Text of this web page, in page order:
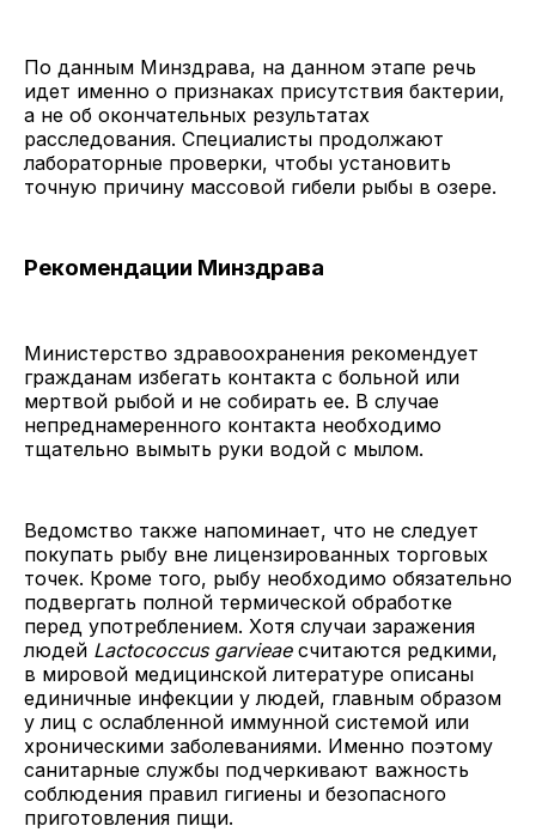
По данным Минздрава, на данном этапе речь
идет именно о признаках присутствия бактерии,
а не об окончательных результатах
расследования. Специалисты продолжают
лабораторные проверки, чтобы установить
точную причину массовой гибели рыбы в озере.
Рекомендации Минздрава
Министерство здравоохранения рекомендует
гражданам избегать контакта с больной или
мертвой рыбой и не собирать ее. В случае
непреднамеренного контакта необходимо
тщательно вымыть руки водой с мылом.
Ведомство также напоминает, что не следует
покупать рыбу вне лицензированных торговых
точек. Кроме того, рыбу необходимо обязательно
подвергать полной термической обработке
перед употреблением. Хотя случаи заражения
людей Lactococcus garvieaeсчитаются редкими,
в мировой медицинской литературе описаны
единичные инфекции у людей, главным образом
у лиц с ослабленной иммунной системой или
хроническими заболеваниями. Именно поэтому
санитарные службы подчеркивают важность
соблюдения правил гигиены и безопасного
приготовления пищи.